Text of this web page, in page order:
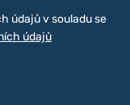
údajů v souladu se
údajů